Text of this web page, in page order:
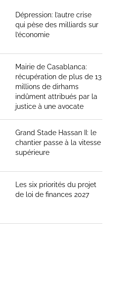
Dépression: l’autre crise
qui pèse des milliards sur
l’économie
Mairie de Casablanca:
récupération de plus de 13
millions de dirhams
indûment attribués par la
justice à une avocate
Grand Stade Hassan II: le
chantier passe à la vitesse
supérieure
Les six priorités du projet
de loi de finances 2027